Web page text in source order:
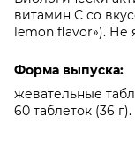
28 Февраля 2023
витамин С со
lemon flavor»). Не
Форма выпуска:
жевательные
60 таблеток (36 г).